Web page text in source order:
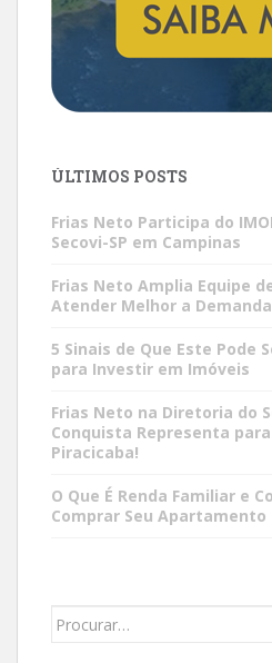
ÚLTIMOS POSTS
Frias Neto Participa do
Secovi-SP em Campinas
Frias Neto Amplia Equipe
Atender Melhor a
5 Sinais de Que Este Pode
para Investir em Imóveis
Frias Neto na Diretoria do
Conquista Representa
Piracicaba!
O Que É Renda Familiar e
Comprar Seu Apartamento
Search